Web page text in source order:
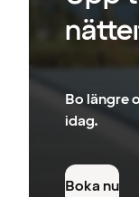
Bo längre
idag.
Boka nu